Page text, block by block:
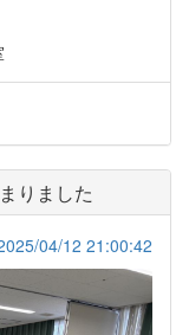
りました
04/12 21:00:42